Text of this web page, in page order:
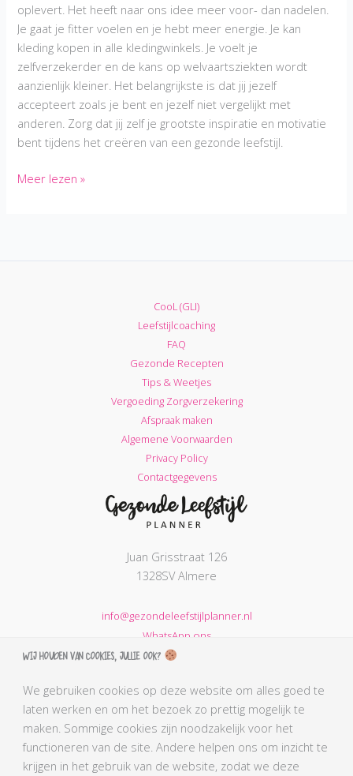
oplevert. Het heeft naar ons idee meer voor- dan nadelen.
Je gaat je fitter voelen en je hebt meer energie. Je kan
kleding kopen in alle kledingwinkels. Je voelt je
zelfverzekerder en de kans op welvaartsziekten wordt
aanzienlijk kleiner. Het belangrijkste is dat jij jezelf
accepteert zoals je bent en jezelf niet vergelijkt met
anderen. Zorg dat jij zelf je grootste inspiratie en motivatie
bent tijdens het creëren van een gezonde leefstijl.
Wat
Meer lezen »
CooL (GLI)
Leefstijlcoaching
FAQ
Gezonde Recepten
Tips & Weetjes
Vergoeding Zorgverzekering
Afspraak maken
Algemene Voorwaarden
Privacy Policy
Contactgegevens
Juan Grisstraat 126
1328SV Almere
info@gezondeleefstijlplanner.nl
WhatsApp ons
KVK nummer: 68664621
BTW nummer: NL002203974B31
AGB-code Praktijk: 90069212
AGB-code Zorgverlener Simone: 90110291
Kabiz registratienummer: 18106656784
Wij houden van cookies, jullie ook?
We gebruiken cookies op deze website om alles goed te
laten werken en om het bezoek zo prettig mogelijk te
maken. Sommige cookies zijn noodzakelijk voor het
functioneren van de site. Andere helpen ons om inzicht te
krijgen in het gebruik van de website, zodat we deze